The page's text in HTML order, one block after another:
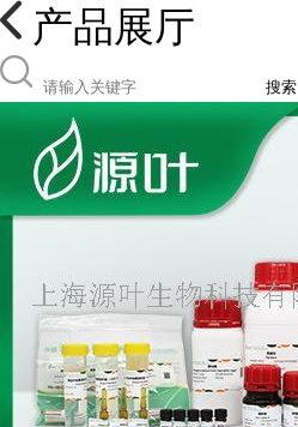
产品展厅
搜索